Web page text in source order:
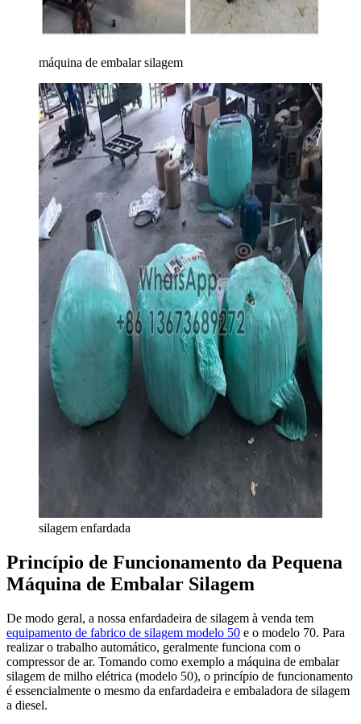
máquina de embalar silagem
silagem enfardada
Princípio de Funcionamento da Pequena
Máquina de Embalar Silagem
De modo geral, a nossa enfardadeira de silagem à venda tem
equipamento de fabrico de silagem modelo 50 e o modelo 70. Para
realizar o trabalho automático, geralmente funciona com o
compressor de ar. Tomando como exemplo a máquina de embalar
silagem de milho elétrica (modelo 50), o princípio de funcionamento
é essencialmente o mesmo da enfardadeira e embaladora de silagem
a diesel.